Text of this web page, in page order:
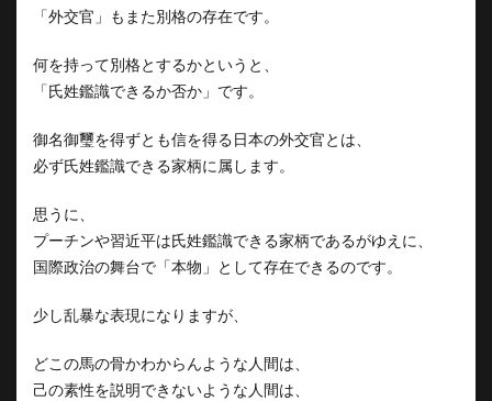
「外交官」もまた別格の存在です。
何を持って別格とするかというと、
「氏姓鑑識できるか否か」です。
御名御璽を得ずとも信を得る日本の外交官とは、
必ず氏姓鑑識できる家柄に属します。
思うに、
プーチンや習近平は氏姓鑑識できる家柄であるがゆえに、
国際政治の舞台で「本物」として存在できるのです。
少し乱暴な表現になりますが、
どこの馬の骨かわからんような人間は、
己の素性を説明できないような人間は、